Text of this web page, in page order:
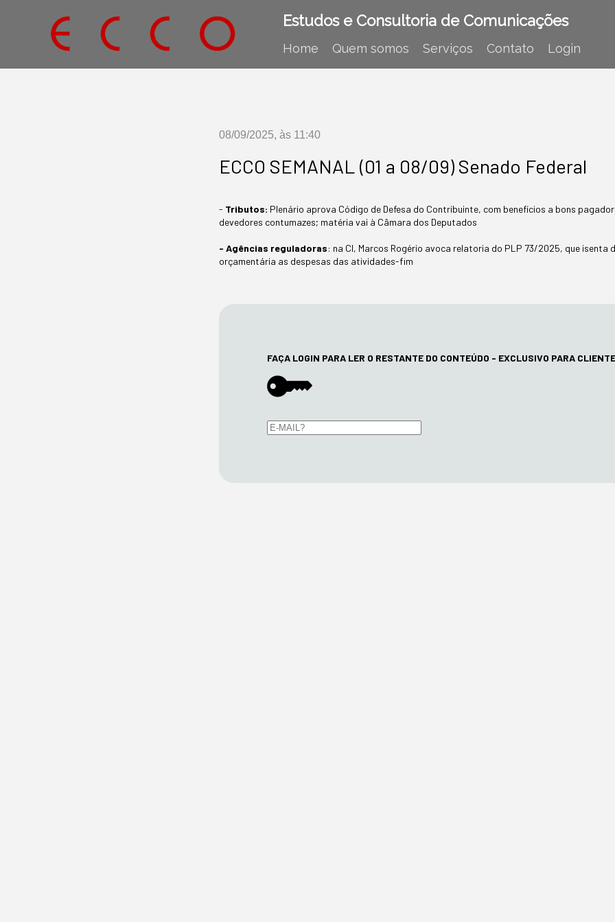
Estudos e Consultoria de Comunicações
Home Quem somos Serviços Contato Login
08/09/2025, às 11:40
ECCO SEMANAL (01 a 08/09) Senado Federal
- Tributos: Plenário aprova Código de Defesa do Contribuinte, com benefícios a bons
devedores contumazes; matéria vai à Câmara dos Deputados
- Agências reguladoras: na CI, Marcos Rogério avoca relatoria do PLP 73/2025, que isenta
orçamentária as despesas das atividades-fim
FAÇA LOGIN PARA LER O RESTANTE DO CONTEÚDO - EXCLUSIVO PARA